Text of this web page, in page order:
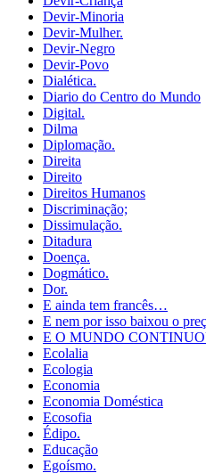
Devir-Minoria
Devir-Mulher.
Devir-Negro
Devir-Povo
Dialética.
Diario do Centro do Mundo
Digital.
Dilma
Diplomação.
Direita
Direito
Direitos Humanos
Discriminação;
Dissimulação.
Ditadura
Doença.
Dogmático.
Dor.
E ainda tem francês…
E nem por isso baixou o
E O MUNDO
Ecolalia
Ecologia
Economia
Economia Doméstica
Ecosofia
Édipo.
Educação
Egoísmo.